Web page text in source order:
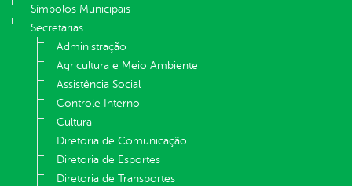
Símbolos Municipais
Secretarias
Administração
Agricultura e Meio Ambiente
Assistência Social
Controle Interno
Cultura
Diretoria de Comunicação
Diretoria de Esportes
Diretoria de Transportes